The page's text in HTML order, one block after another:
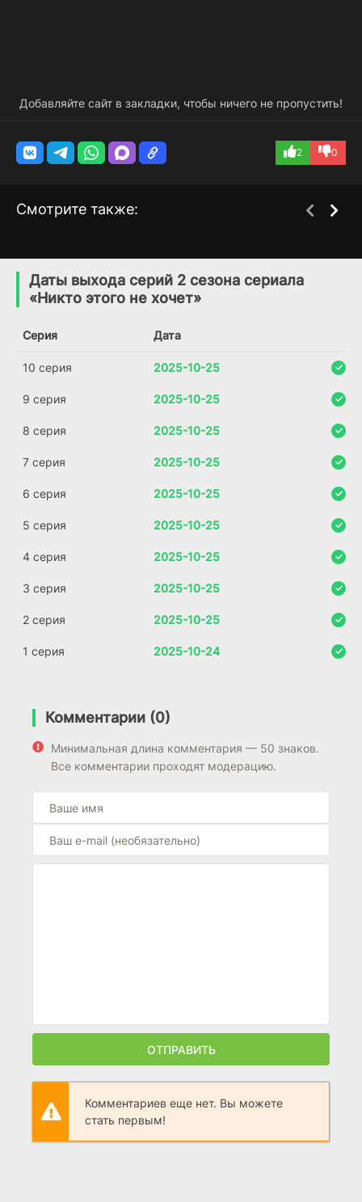
Добавляйте сайт в закладки, чтобы ничего не пропустить!
2 0
Смотрите также:
(2019)
Даты выхода серий 2 сезона сериала
«Никто этого не хочет»
Серия Дата
10 серия 2025-10-25
9 серия 2025-10-25
8 серия 2025-10-25
7 серия 2025-10-25
6 серия 2025-10-25
5 серия 2025-10-25
4 серия 2025-10-25
3 серия 2025-10-25
2 серия 2025-10-25
1 серия 2025-10-24
Комментарии (0)
Минимальная длина комментария — 50 знаков.
Все комментарии проходят модерацию.
ОТПРАВИТЬ
Комментариев еще нет. Вы можете
стать первым!